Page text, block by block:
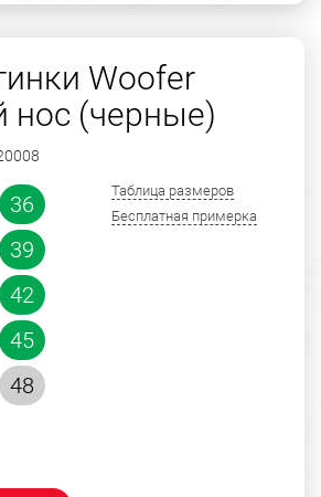
Woofer
нос (черные)
36
39
42
45
48
Таблица размеров
Бесплатная примерка